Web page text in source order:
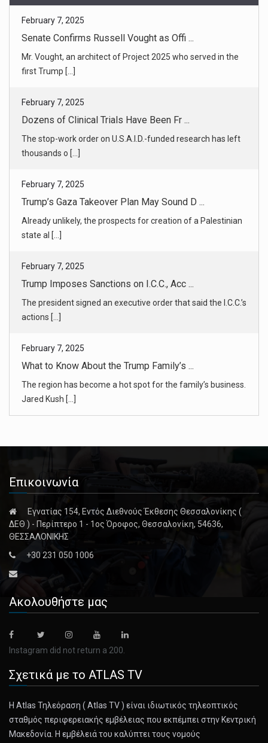
first Trump [...]
February 7, 2025
Dozens of Clinical Trials Have Been Fr ...
The stop-work order on U.S.A.I.D.-funded research has left
February 7, 2025
Trump’s Gaza Takeover Plan May Sound D ...
Already unlikely, the prospects for creation of a Palestinian
February 7, 2025
Trump Imposes Sanctions on I.C.C., Acc ...
The president signed an executive order that said the I.C.C.’s
February 7, 2025
What to Know About the Trump Family’s ...
The region has become a hot spot for the family’s business.
February 7, 2025
NCAA Bars Transgender Athletes From Wo ...
The decision, effective immediately, came a day after
President Trump [...]
February 6, 2025
The pilots of the American Airlines regional jet in the
February 6, 2025
February 7, 2025
Trump Vows to Improve Air Traffic Cont ...
The president said he would work with Congress to improve
How Kendrick Lamar’s Performances Led ...
Ahead of his Super Bowl halftime show, a look at how the
Επικοινωνία
Εγνατίας 154, Εντός Διεθνούς Έκθεσης Θεσσαλονίκης (
ΔΕΘ ) - Περίπτερο 1 - 1ος Όροφος, Θεσσαλονίκη, 54636,
ΘΕΣΣΑΛΟΝΙΚΗΣ
+30 231 050 1006
Ακολουθήστε μας
Instagram did not return a 200.
Σχετικά με το ATLAS TV
Η Atlas Τηλεόραση ( Atlas TV ) είναι ιδιωτικός τηλεοπτικός
σταθμός περιφερειακής εμβέλειας που εκπέμπει στην Κεντρική
Μακεδονία. Η εμβέλειά του καλύπτει τους νομούς